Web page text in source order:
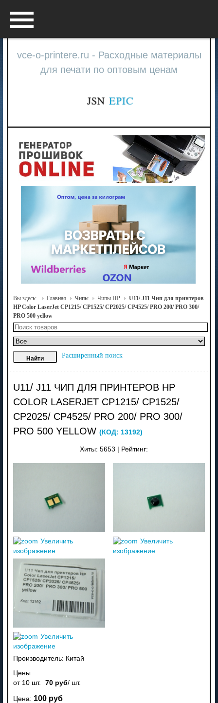
vce-o-printere.ru - Расходные материалы
для печати по оптовым ценам
Вы здесь: Главная Чипы Чипы HP
U11/ J11 Чип для принтеров
HP Color LaserJet CP1215/ CP1525/ CP2025/ CP4525/ PRO 200/ PRO 300/
PRO 500 yellow
Расширенный поиск
U11/ J11 ЧИП ДЛЯ ПРИНТЕРОВ HP
COLOR LASERJET CP1215/ CP1525/
CP2025/ CP4525/ PRO 200/ PRO 300/
PRO 500 YELLOW (КОД: 13192)
Хиты: 5653 Рейтинг:
Увеличить
изображение
Увеличить
изображение
Увеличить
изображение
Производитель: Китай
Цены
от 10 шт.
70 руб/ шт.
Цена: 100 руб